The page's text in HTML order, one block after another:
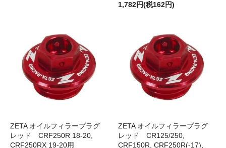
1,782円(税162円)
ZETA オイルフィラープラグ
レッド CRF250R 18-20,
CRF250RX 19-20用
ZETA オイルフィラープラグ
レッド CR125/250,
CRF150R, CRF250R(-17),